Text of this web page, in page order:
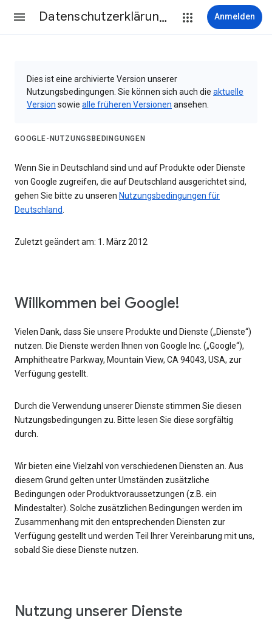
Datenschutzerklärung & Nutzungsbedingungen Anmelden
Dies ist eine archivierte Version unserer
Nutzungsbedingungen. Sie können sich auch die aktuelle
Version sowie alle früheren Versionen ansehen.
GOOGLE-NUTZUNGSBEDINGUNGEN
Wenn Sie in Deutschland sind und auf Produkte oder Dienste
von Google zugreifen, die auf Deutschland ausgerichtet sind,
gehen Sie bitte zu unseren Nutzungsbedingungen für
Deutschland.
Zuletzt geändert am: 1. März 2012
Willkommen bei Google!
Vielen Dank, dass Sie unsere Produkte und Dienste („Dienste“)
nutzen. Die Dienste werden Ihnen von Google Inc. („Google“),
Amphitheatre Parkway, Mountain View, CA 94043, USA, zur
Verfügung gestellt.
Durch die Verwendung unserer Dienste stimmen Sie diesen
Nutzungsbedingungen zu. Bitte lesen Sie diese sorgfältig
durch.
Wir bieten eine Vielzahl von verschiedenen Diensten an. Aus
diesem Grund gelten unter Umständen zusätzliche
Bedingungen oder Produktvoraussetzungen (z.B. ein
Mindestalter). Solche zusätzlichen Bedingungen werden im
Zusammenhang mit den entsprechenden Diensten zur
Verfügung gestellt und werden Teil Ihrer Vereinbarung mit uns,
sobald Sie diese Dienste nutzen.
Nutzung unserer Dienste